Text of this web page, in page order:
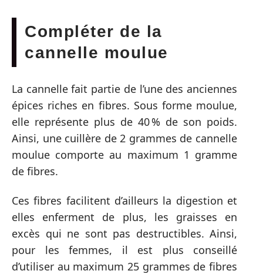
Compléter de la
cannelle moulue
La cannelle fait partie de l’une des anciennes
épices riches en fibres. Sous forme moulue,
elle représente plus de 40 % de son poids.
Ainsi, une cuillère de 2 grammes de cannelle
moulue comporte au maximum 1 gramme
de fibres.
Ces fibres facilitent d’ailleurs la digestion et
elles enferment de plus, les graisses en
excès qui ne sont pas destructibles. Ainsi,
pour les femmes, il est plus conseillé
d’utiliser au maximum 25 grammes de fibres